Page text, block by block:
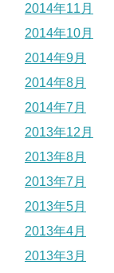
2014年11月
2014年10月
2014年9月
2014年8月
2014年7月
2013年12月
2013年8月
2013年7月
2013年5月
2013年4月
2013年3月